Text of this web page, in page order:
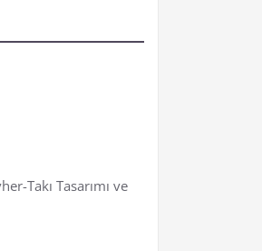
Takı Tasarımı ve